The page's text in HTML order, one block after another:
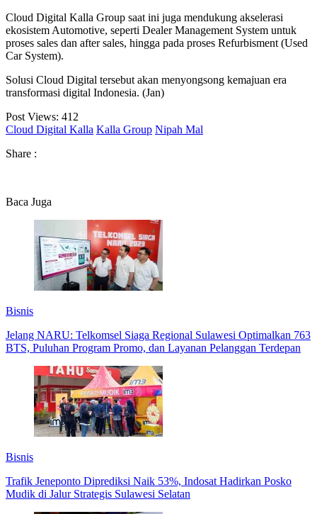
Cloud Digital Kalla Group saat ini juga mendukung akselerasi
ekosistem Automotive, seperti Dealer Management System untuk
proses sales dan after sales, hingga pada proses Refurbisment (Used
Car System).
Solusi Cloud Digital tersebut akan menyongsong kemajuan era
transformasi digital Indonesia. (Jan)
Post Views: 412
Cloud Digital Kalla Kalla Group Nipah Mal
Share :
Baca Juga
Bisnis
Jelang NARU: Telkomsel Siaga Regional Sulawesi Optimalkan 763
BTS, Puluhan Program Promo, dan Layanan Pelanggan Terdepan
Bisnis
Trafik Jeneponto Diprediksi Naik 53%, Indosat Hadirkan Posko
Mudik di Jalur Strategis Sulawesi Selatan